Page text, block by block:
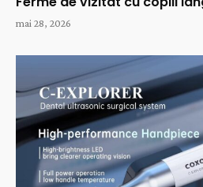
mai 28, 2026